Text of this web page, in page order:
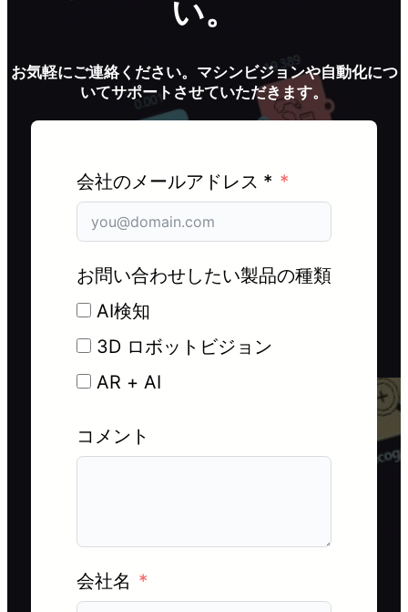
い。
お気軽にご連絡ください。マシンビジョンや自動化につ
いてサポートさせていただきます。
会社のメールアドレス *
お問い合わせしたい製品の種類
AI検知
3D ロボットビジョン
AR + AI
コメント
会社名